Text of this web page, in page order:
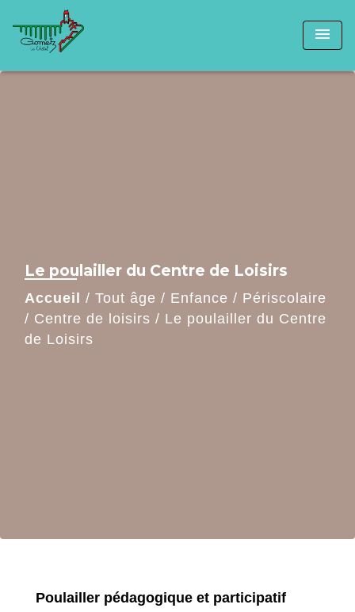
menu
Le poulailler du Centre de Loisirs
Accueil / Tout âge / Enfance / Périscolaire
/ Centre de loisirs / Le poulailler du Centre
de Loisirs
Poulailler pédagogique et participatif